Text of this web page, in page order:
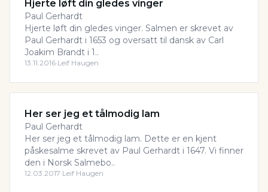
Hjerte løft din gledes vinger
Paul Gerhardt
Hjerte løft din gledes vinger. Salmen er skrevet av
Paul Gerhardt i 1653 og oversatt til dansk av Carl
Joakim Brandt i 1..
13.11.2016·Leif Haugen
Her ser jeg et tålmodig lam
Paul Gerhardt
Her ser jeg et tålmodig lam. Dette er en kjent
påskesalme skrevet av Paul Gerhardt i 1647. Vi finner
den i Norsk Salmebo..
12.03.2017·Leif Haugen